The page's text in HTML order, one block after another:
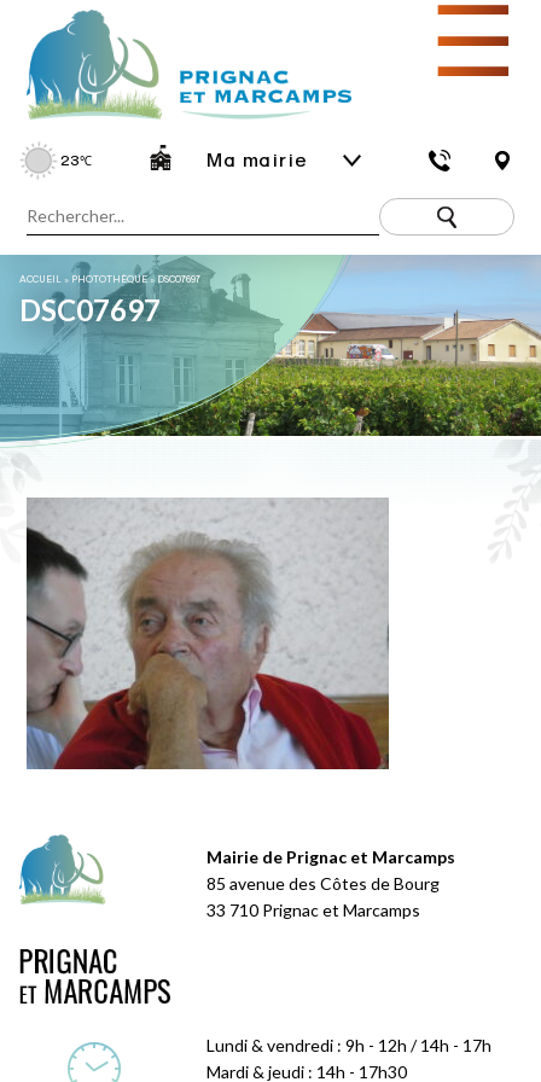
23℃ Ma mairie
☰
ACCUEIL » PHOTOTHÈQUE»DSC07697
DSC07697
Mairie de Prignac et Marcamps
85 avenue des Côtes de Bourg
33 710 Prignac et Marcamps
Lundi & vendredi : 9h - 12h / 14h - 17h
Mardi & jeudi : 14h - 17h30